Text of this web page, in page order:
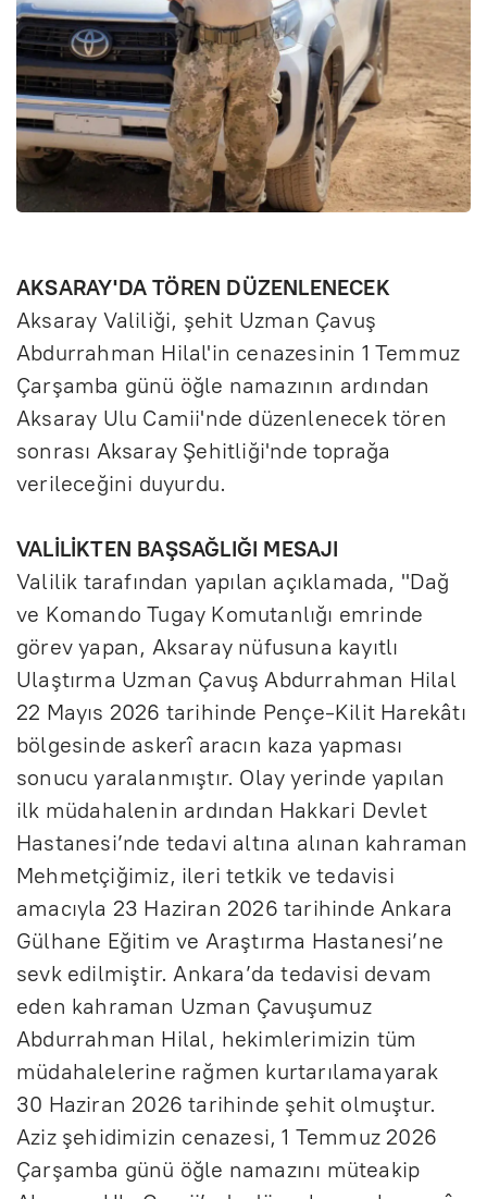
AKSARAY'DA TÖREN DÜZENLENECEK
Aksaray Valiliği, şehit Uzman Çavuş
Abdurrahman Hilal'in cenazesinin 1 Temmuz
Çarşamba günü öğle namazının ardından
Aksaray Ulu Camii'nde düzenlenecek tören
sonrası Aksaray Şehitliği'nde toprağa
verileceğini duyurdu.
VALİLİKTEN BAŞSAĞLIĞI MESAJI
Valilik tarafından yapılan açıklamada, "Dağ
ve Komando Tugay Komutanlığı emrinde
görev yapan, Aksaray nüfusuna kayıtlı
Ulaştırma Uzman Çavuş Abdurrahman Hilal
22 Mayıs 2026 tarihinde Pençe-Kilit Harekâtı
bölgesinde askerî aracın kaza yapması
sonucu yaralanmıştır. Olay yerinde yapılan
ilk müdahalenin ardından Hakkari Devlet
Hastanesi’nde tedavi altına alınan kahraman
Mehmetçiğimiz, ileri tetkik ve tedavisi
amacıyla 23 Haziran 2026 tarihinde Ankara
Gülhane Eğitim ve Araştırma Hastanesi’ne
sevk edilmiştir. Ankara’da tedavisi devam
eden kahraman Uzman Çavuşumuz
Abdurrahman Hilal, hekimlerimizin tüm
müdahalelerine rağmen kurtarılamayarak
30 Haziran 2026 tarihinde şehit olmuştur.
Aziz şehidimizin cenazesi, 1 Temmuz 2026
Çarşamba günü öğle namazını müteakip